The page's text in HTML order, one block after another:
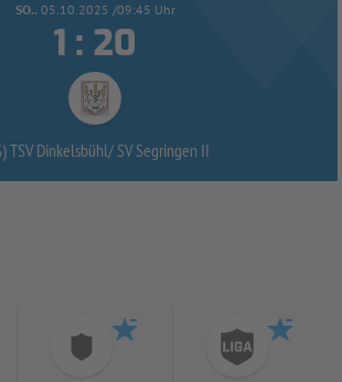
SO.. 05.10.2025 /09:45 Uhr
 : 
TSV Dinkelsbühl/SV Segringen II